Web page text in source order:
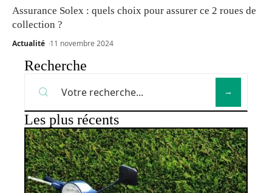
Assurance Solex : quels choix pour assurer ce 2 roues de
collection ?
Actualité 11 novembre 2024
Recherche
Les plus récents